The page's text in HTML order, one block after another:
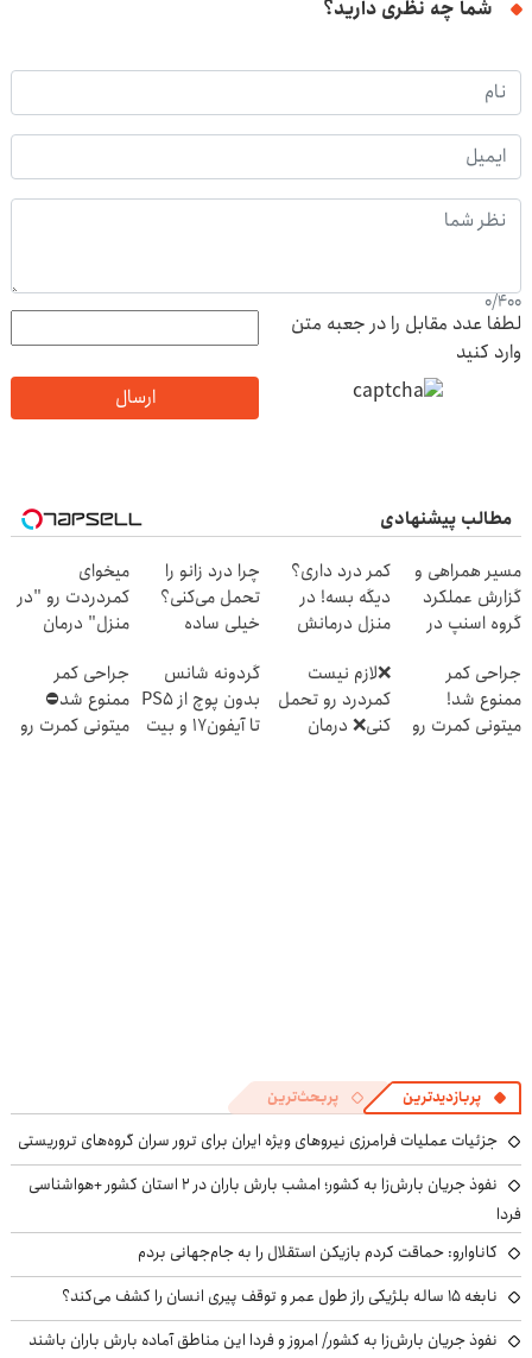
شما چه نظری دارید؟
0/400
لطفا عدد مقابل را در جعبه متن
وارد کنید
ارسال
مطالب پیشنهادی
مسیر همراهی و
گزارش عملکرد
گروه اسنپ در
کمر درد داری؟
دیگه بسه! در
منزل درمانش
(◀پرسش‌نامه)
چرا درد زانو را
تحمل می‌کنی؟
خیلی ساده
کن
میخوای
کمردردت رو "در
منزل" درمان
◂پرسش‌نامه)
جراحی کمر
ممنوع شد!
میتونی کمرت رو
❌لازم نیست
کمردرد رو تحمل
کنی❌ درمان
گردونه شانس
بدون پوچ از PS5
تا آیفون17 و بیت
جراحی کمر
ممنوع شد⛔
میتونی کمرت رو
پربازدیدترین پربحث‌ترین
جزئیات عملیات فرامرزی نیروهای ویژه ایران برای ترور سران گروه‌های تروریستی
نفوذ جریان بارش‌زا به کشور؛ امشب بارش باران در ۲ استان کشور +هواشناسی
فردا
کاناوارو: حماقت کردم بازیکن استقلال را به جام‌جهانی بردم
نابغه ۱۵ ساله بلژیکی راز طول عمر و توقف پیری انسان را کشف می‌کند؟
نفوذ جریان بارش‌زا به کشور/ امروز و فردا این مناطق آماده بارش باران باشند